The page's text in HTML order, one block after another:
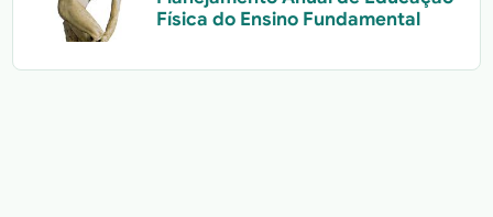
Física do Ensino Fundamental